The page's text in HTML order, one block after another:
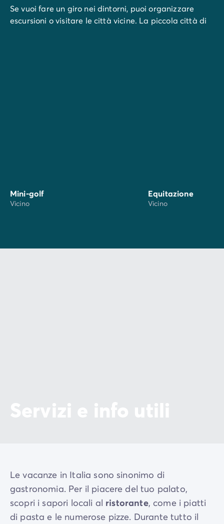
Se vuoi fare un giro nei dintorni, puoi organizzare
escursioni o visitare le città vicine. La piccola città di
Mini-golf
Vicino
Equitazione
Vicino
Le vacanze in Italia sono sinonimo di
gastronomia. Per il piacere del tuo palato,
scopri i sapori locali al ristorante, come i piatti
di pasta e le numerose pizze. Durante tutto il